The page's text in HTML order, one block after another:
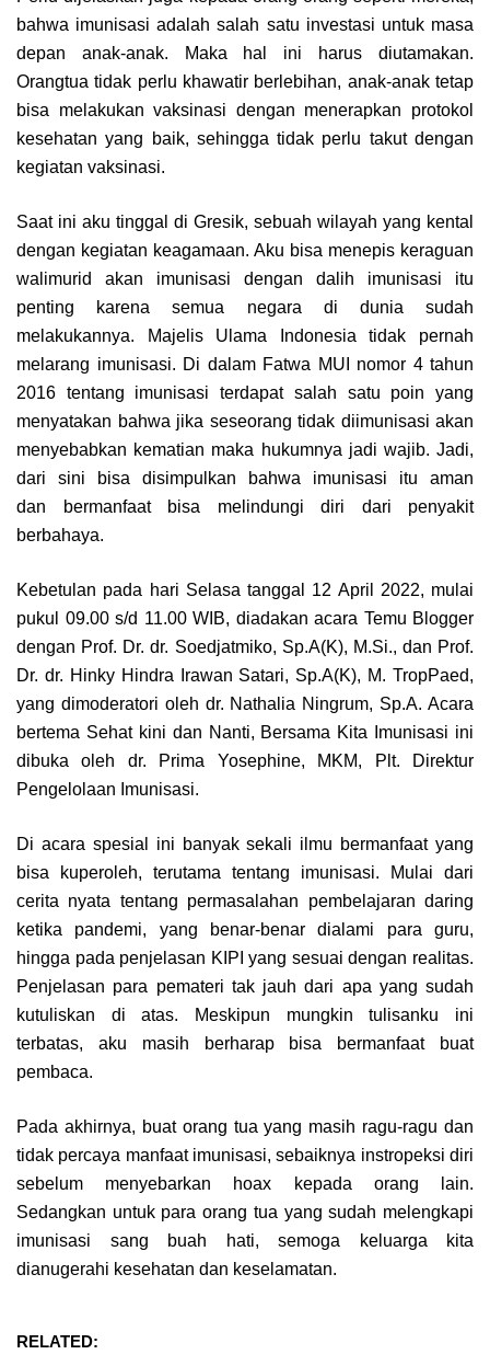
bahwa imunisasi adalah salah satu investasi untuk masa
depan anak-anak. Maka hal ini harus diutamakan.
Orangtua tidak perlu khawatir berlebihan, anak-anak tetap
bisa melakukan vaksinasi dengan menerapkan protokol
kesehatan yang baik, sehingga tidak perlu takut dengan
kegiatan vaksinasi.
Saat ini aku tinggal di Gresik, sebuah wilayah yang kental
dengan kegiatan keagamaan. Aku bisa menepis keraguan
walimurid akan imunisasi dengan dalih imunisasi itu
penting karena semua negara di dunia sudah
melakukannya. Majelis Ulama Indonesia tidak pernah
melarang imunisasi. Di dalam Fatwa MUI nomor 4 tahun
2016 tentang imunisasi terdapat salah satu poin yang
menyatakan bahwa jika seseorang tidak diimunisasi akan
menyebabkan kematian maka hukumnya jadi wajib. Jadi,
dari sini bisa disimpulkan bahwa imunisasi itu aman
dan bermanfaat bisa melindungi diri dari penyakit
berbahaya.
Kebetulan pada hari Selasa tanggal 12 April 2022, mulai
pukul 09.00 s/d 11.00 WIB, diadakan acara Temu Blogger
dengan Prof. Dr. dr. Soedjatmiko, Sp.A(K), M.Si., dan Prof.
Dr. dr. Hinky Hindra Irawan Satari, Sp.A(K), M. TropPaed,
yang dimoderatori oleh dr. Nathalia Ningrum, Sp.A. Acara
bertema Sehat kini dan Nanti, Bersama Kita Imunisasi ini
dibuka oleh dr. Prima Yosephine, MKM, Plt. Direktur
Pengelolaan Imunisasi.
Di acara spesial ini banyak sekali ilmu bermanfaat yang
bisa kuperoleh, terutama tentang imunisasi. Mulai dari
cerita nyata tentang permasalahan pembelajaran daring
ketika pandemi, yang benar-benar dialami para guru,
hingga pada penjelasan KIPI yang sesuai dengan realitas.
Penjelasan para pemateri tak jauh dari apa yang sudah
kutuliskan di atas. Meskipun mungkin tulisanku ini
terbatas, aku masih berharap bisa bermanfaat buat
pembaca.
Pada akhirnya, buat orang tua yang masih ragu-ragu dan
tidak percaya manfaat imunisasi, sebaiknya instropeksi diri
sebelum menyebarkan hoax kepada orang lain.
Sedangkan untuk para orang tua yang sudah melengkapi
imunisasi sang buah hati, semoga keluarga kita
dianugerahi kesehatan dan keselamatan.
RELATED: